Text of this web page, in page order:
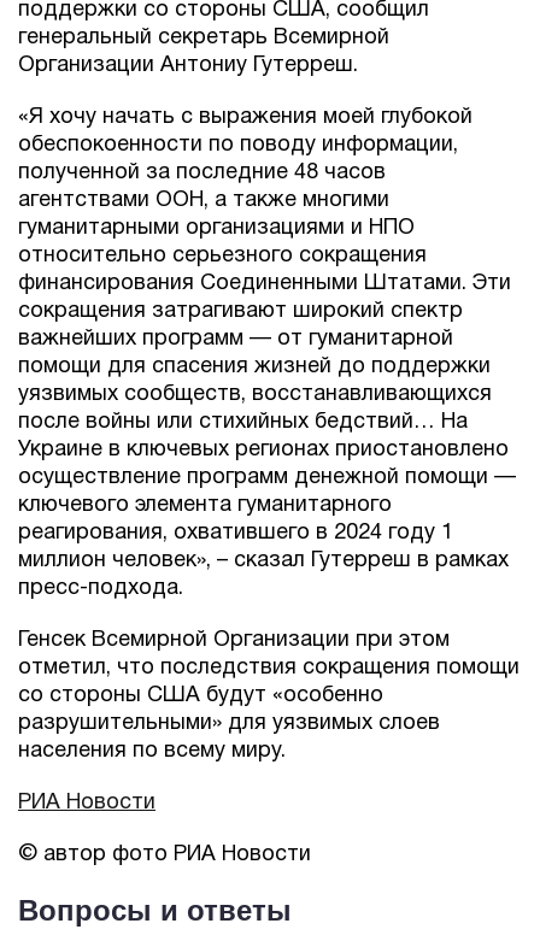
поддержки со стороны США, сообщил
генеральный секретарь Всемирной
Организации Антониу Гутерреш.
«Я хочу начать с выражения моей глубокой
обеспокоенности по поводу информации,
полученной за последние 48 часов
агентствами ООН, а также многими
гуманитарными организациями и НПО
относительно серьезного сокращения
финансирования Соединенными Штатами. Эти
сокращения затрагивают широкий спектр
важнейших программ — от гуманитарной
помощи для спасения жизней до поддержки
уязвимых сообществ, восстанавливающихся
после войны или стихийных бедствий… На
Украине в ключевых регионах приостановлено
осуществление программ денежной помощи —
ключевого элемента гуманитарного
реагирования, охватившего в 2024 году 1
миллион человек», – сказал Гутерреш в рамках
пресс-подхода.
Генсек Всемирной Организации при этом
отметил, что последствия сокращения помощи
со стороны США будут «особенно
разрушительными» для уязвимых слоев
населения по всему миру.
РИА Новости
© автор фото РИА Новости
Вопросы и ответы